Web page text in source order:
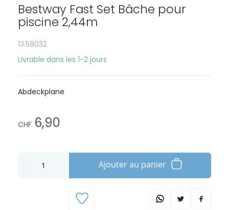
Bestway Fast Set Bâche pour
piscine 2,44m
13.58032
Livrable dans les 1-2 jours
Abdeckplane
CHF 6,90
Ajouter au panier
beginning
the
gallery